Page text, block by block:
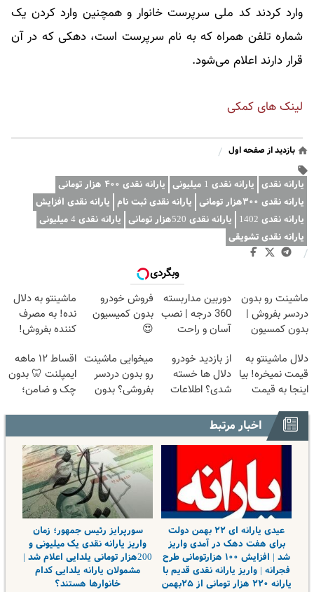
وارد کردند کد ملی سرپرست خانوار و همچنین وارد کردن یک
شماره تلفن همراه که به نام سرپرست است، دهکی که در آن
قرار دارند اعلام می‌شود.
لینک های کمکی
بازدید از صفحه اول /
یارانه نقدی یارانه نقدی 1 میلیونی
یارانه نقدی ۴۰۰ هزار تومانی
یارانه نقدی ۳۰۰هزار تومانی
یارانه نقدی ثبت نام یارانه نقدی افزایش
یارانه نقدی 1402
یارانه نقدی 520هزار تومانی
یارانه نقدی 4 میلیونی
یارانه نقدی تشویقی
/
وبگردی
ماشینت رو بدون
دردسر بفروش |
بدون کمسیون
دوربین مداربسته
360 درجه | نصب
آسان و راحت
فروش خودرو
بدون کمیسیون
😍
ماشینتو به دلال
نده! به مصرف
کننده بفروش!
یک تماس
دلال ماشینتو به
قیمت نمیخره! بیا
اینجا به قیمت
خریدار واقعی*
از بازدید خودرو
دلال ها خسته
شدی؟ اطلاعات
ثبت کن
میخوایی ماشینت
رو بدون دردسر
بفروشی؟ بدون
اقساط ۱۲ ماهه
ایمپلنت 🦷 بدون
چک و ضامن؛
اخبار مرتبط
عیدی یارانه ای ۲۲ بهمن دولت
برای هفت دهک در آمدی واریز
شد | افزایش ۱۰۰ هزارتومانی طرح
فجرانه | واریز یارانه نقدی قدیم با
یارانه ۲۲۰ هزار تومانی از ۲۵بهمن
سورپرایز رئیس جمهور؛ زمان
واریز یارانه نقدی یک میلیونی و
200هزار تومانی یلدایی اعلام شد |
مشمولان یارانه یلدایی کدام
خانوارها هستند؟